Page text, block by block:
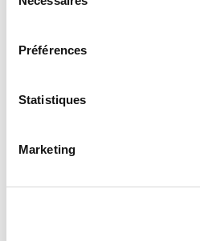
Préférences
Statistiques
Marketing